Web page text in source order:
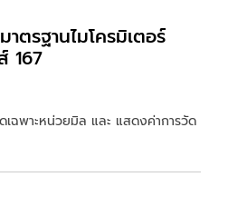
ตรฐานไมโครมิเตอร์
167
ฉพาะหน่วยมิล และ แสดงค่าการวัด